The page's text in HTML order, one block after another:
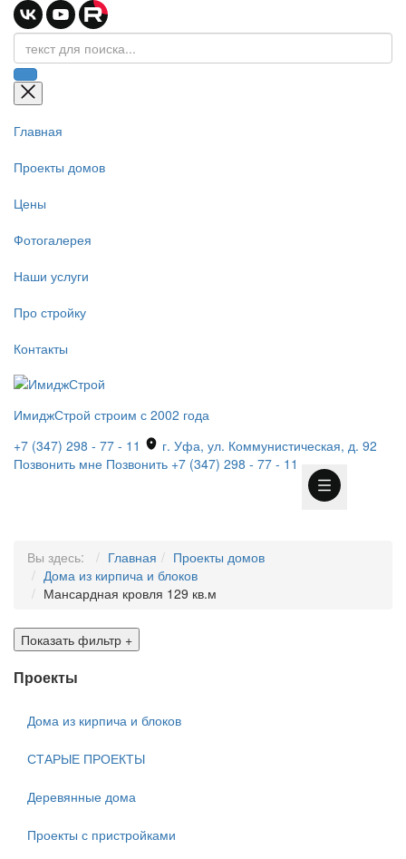
Главная
Проекты домов
Цены
Фотогалерея
Наши услуги
Про стройку
Контакты
ИмиджСтрой строим с 2002 года
+7 (347) 298 - 77 - 11
г. Уфа, ул. Коммунистическая, д. 92
Позвонить мне Позвонить +7 (347) 298 - 77 - 11
Вы здесь: Главная
Проекты домов
Дома из кирпича и блоков
Мансардная кровля 129 кв.м
Показать фильтр +
Проекты
Дома из кирпича и блоков
СТАРЫЕ ПРОЕКТЫ
Деревянные дома
Проекты с пристройками